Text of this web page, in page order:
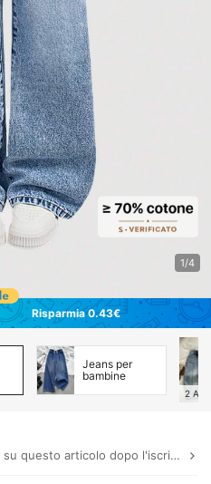
1/4
Risparmia 0.43€
Jeans per
bambine
2
su questo articolo dopo l'iscrizione.